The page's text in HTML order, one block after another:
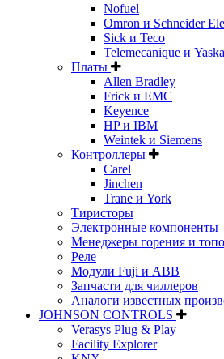
Nofuel
Omron и Schneider
Sick и Teco
Telemecanique и
Платы
Allen Bradley
Frick и EMC
Keyence
HP и IBM
Weintek и Siemens
Контроллеры
Carel
Jinchen
Trane и York
Тиристоры
Электронные компоненты
Менеджеры горения и
Реле
Модули Fuji и ABB
Запчасти для чиллеров
Аналоги известных
JOHNSON CONTROLS
Verasys Plug & Play
Facility Explorer